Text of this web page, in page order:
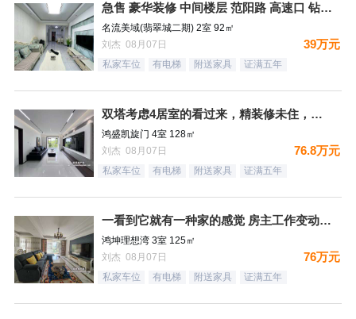
急售 豪华装修 中间楼层 范阳路 高速口 钻石广场
名流美域(翡翠城二期) 2室 92㎡
刘杰 08月07日
39万元
私家车位 有电梯 附送家具 证满五年
双塔考虑4居室的看过来，精装修未住，拎包入住，看房随时
鸿盛凯旋门 4室 128㎡
刘杰 08月07日
76.8万元
私家车位 有电梯 附送家具 证满五年
一看到它就有一种家的感觉 房主工作变动 忍痛割爱
鸿坤理想湾 3室 125㎡
刘杰 08月07日
76万元
私家车位 有电梯 附送家具 证满五年